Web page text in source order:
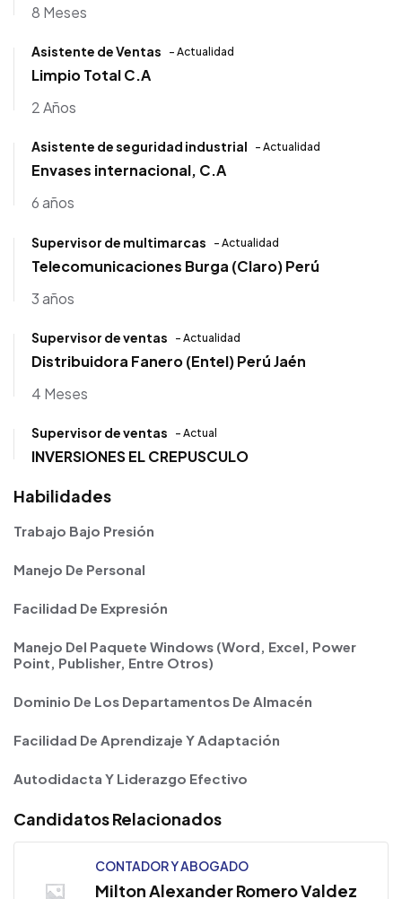
8 Meses
Asistente de Ventas - Actualidad
Limpio Total C.A
2 Años
Asistente de seguridad industrial - Actualidad
Envases internacional, C.A
6 años
Supervisor de multimarcas - Actualidad
Telecomunicaciones Burga (Claro) Perú
3 años
Supervisor de ventas - Actualidad
Distribuidora Fanero (Entel) Perú Jaén
4 Meses
Supervisor de ventas - Actual
INVERSIONES EL CREPUSCULO
Habilidades
Trabajo Bajo Presión
Manejo De Personal
Facilidad De Expresión
Manejo Del Paquete Windows (Word, Excel, Power
Point, Publisher, Entre Otros)
Dominio De Los Departamentos De Almacén
Facilidad De Aprendizaje Y Adaptación
Autodidacta Y Liderazgo Efectivo
Candidatos Relacionados
CONTADOR Y ABOGADO
Milton Alexander Romero Valdez